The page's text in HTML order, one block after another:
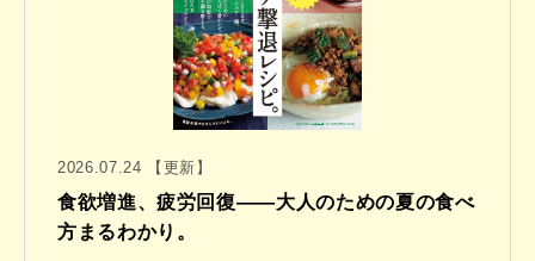
2026.07.24 【更新】
食欲増進、疲労回復——大人のための夏の食べ
方まるわかり。